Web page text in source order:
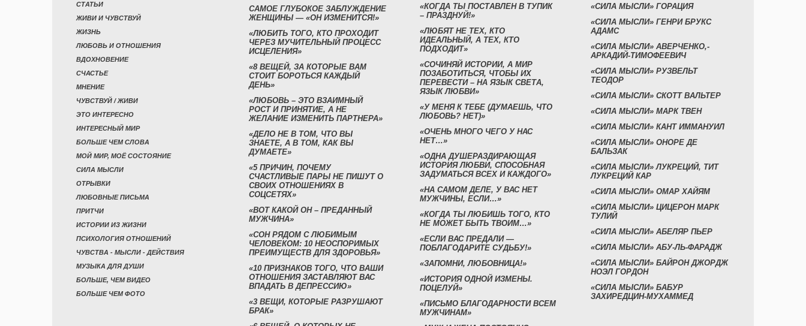
СТАТЬИ
ЖИВИ И ЧУВСТВУЙ
ЖИЗНЬ
ЛЮБОВЬ И ОТНОШЕНИЯ
ВДОХНОВЕНИЕ
СЧАСТЬЕ
МНЕНИЕ
ЧУВСТВУЙ / ЖИВИ
ЭТО ИНТЕРЕСНО
ИНТЕРЕСНЫЙ МИР
БОЛЬШЕ ЧЕМ СЛОВА
МОЙ МИР, МОЁ СОСТОЯНИЕ
СИЛА МЫСЛИ
ОТРЫВКИ
ЛЮБОВНЫЕ ПИСЬМА
ПРИТЧИ
ИСТОРИИ ИЗ ЖИЗНИ
ПСИХОЛОГИЯ ОТНОШЕНИЙ
ЧУВСТВА - МЫСЛИ - ДЕЙСТВИЯ
МУЗЫКА ДЛЯ ДУШИ
БОЛЬШЕ, ЧЕМ ВИДЕО
БОЛЬШЕ ЧЕМ ФОТО
САМОЕ ГЛУБОКОЕ ЗАБЛУЖДЕНИЕ
ЖЕНЩИНЫ — «ОН ИЗМЕНИТСЯ!»
«ЛЮБИТЬ ТОГО, КТО ПРОХОДИТ
ЧЕРЕЗ МУЧИТЕЛЬНЫЙ ПРОЦЕСС
ИСЦЕЛЕНИЯ»
«8 ВЕЩЕЙ, ЗА КОТОРЫЕ ВАМ
СТОИТ БОРОТЬСЯ КАЖДЫЙ
ДЕНЬ»
«ЛЮБОВЬ – ЭТО ВЗАИМНЫЙ
РОСТ И ПРИНЯТИЕ, А НЕ
ЖЕЛАНИЕ ИЗМЕНИТЬ ПАРТНЕРА»
«ДЕЛО НЕ В ТОМ, ЧТО ВЫ
ЗНАЕТЕ, А В ТОМ, КАК ВЫ
ДУМАЕТЕ»
«5 ПРИЧИН, ПОЧЕМУ
СЧАСТЛИВЫЕ ПАРЫ НЕ ПИШУТ О
СВОИХ ОТНОШЕНИЯХ В
СОЦСЕТЯХ»
«ВОТ КАКОЙ ОН – ПРЕДАННЫЙ
МУЖЧИНА»
«СОН РЯДОМ С ЛЮБИМЫМ
ЧЕЛОВЕКОМ: 10 НЕОСПОРИМЫХ
ПРЕИМУЩЕСТВ ДЛЯ ЗДОРОВЬЯ»
«10 ПРИЗНАКОВ ТОГО, ЧТО ВАШИ
ОТНОШЕНИЯ ЗАСТАВЛЯЮТ ВАС
ВПАДАТЬ В ДЕПРЕССИЮ»
«3 ВЕЩИ, КОТОРЫЕ РАЗРУШАЮТ
БРАК»
«КОГДА ТЫ ПОСТАВЛЕН В ТУПИК
– ПРАЗДНУЙ!»
«ЛЮБЯТ НЕ ТЕХ, КТО
ИДЕАЛЬНЫЙ, А ТЕХ, КТО
ПОДХОДИТ»
«СОЧИНЯЙ ИСТОРИИ, А МИР
ПОЗАБОТИТЬСЯ, ЧТОБЫ ИХ
ПЕРЕВЕСТИ – НА ЯЗЫК СВЕТА,
ЯЗЫК ЛЮБВИ»
«У МЕНЯ К ТЕБЕ (ДУМАЕШЬ, ЧТО
ЛЮБОВЬ? НЕТ)»
«ОЧЕНЬ МНОГО ЧЕГО У НАС
НЕТ…»
«ОДНА ДУШЕРАЗДИРАЮЩАЯ
ИСТОРИЯ ЛЮБВИ, СПОСОБНАЯ
ЗАДУМАТЬСЯ ВСЕХ И КАЖДОГО»
«НА САМОМ ДЕЛЕ, У ВАС НЕТ
МУЖЧИНЫ, ЕСЛИ…»
«КОГДА ТЫ ЛЮБИШЬ ТОГО, КТО
НЕ МОЖЕТ БЫТЬ ТВОИМ…»
«ЕСЛИ ВАС ПРЕДАЛИ —
ПОБЛАГОДАРИТЕ СУДЬБУ!»
«ЗАПОМНИ, ЛЮБОВНИЦА!»
«ИСТОРИЯ ОДНОЙ ИЗМЕНЫ.
ПОЦЕЛУЙ»
«ПИСЬМО БЛАГОДАРНОСТИ ВСЕМ
МУЖЧИНАМ»
«СИЛА МЫСЛИ» ГОРАЦИЯ
«СИЛА МЫСЛИ» ГЕНРИ БРУКС
АДАМС
«СИЛА МЫСЛИ» АВЕРЧЕНКО,-
АРКАДИЙ-ТИМОФЕЕВИЧ
«СИЛА МЫСЛИ» РУЗВЕЛЬТ
ТЕОДОР
«СИЛА МЫСЛИ» СКОТТ ВАЛЬТЕР
«СИЛА МЫСЛИ» МАРК ТВЕН
«СИЛА МЫСЛИ» КАНТ ИММАНУИЛ
«СИЛА МЫСЛИ» ОНОРЕ ДЕ
БАЛЬЗАК
«СИЛА МЫСЛИ» ЛУКРЕЦИЙ, ТИТ
ЛУКРЕЦИЙ КАР
«СИЛА МЫСЛИ» ОМАР ХАЙЯМ
«СИЛА МЫСЛИ» ЦИЦЕРОН МАРК
ТУЛИЙ
«СИЛА МЫСЛИ» АБЕЛЯР ПЬЕР
«СИЛА МЫСЛИ» АБУ-ЛЬ-ФАРАДЖ
«СИЛА МЫСЛИ» БАЙРОН ДЖОРДЖ
НОЭЛ ГОРДОН
«СИЛА МЫСЛИ» БАБУР
ЗАХИРЕДЦИН-МУХАММЕД